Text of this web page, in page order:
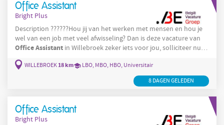
Office Assistant
Bright Plus
Description ??????Hou jij van het werken met mensen en hou je
wel van een job met veel afwisseling? Dan is deze vacature van
OfficeAssistant in Willebroek zeker iets voor jou, solliciteer nu!
Wat zouden jouw taken zijn als
onthaalvan de bezoekers door het geven van een vriendelijke
WILLEBROEK18 km LBO, MBO, HBO, Universitair
8 DAGEN GELEDEN
Office Assistant
Bright Plus